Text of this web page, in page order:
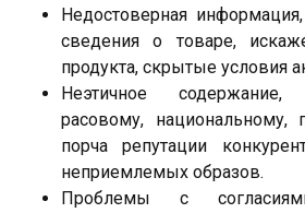
Недостоверная
сведения о товаре,
продукта, скрытые условия
Неэтичное
расовому, национальному,
порча репутации
неприемлемых образов.
Проблемы с